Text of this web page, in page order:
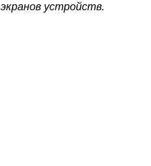
экранов устройств.